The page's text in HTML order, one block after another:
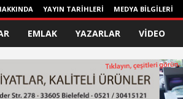
YAYIN TARİHLERİ MEDYA BİLGİLERİ
EMLAK YAZARLAR VİDEO